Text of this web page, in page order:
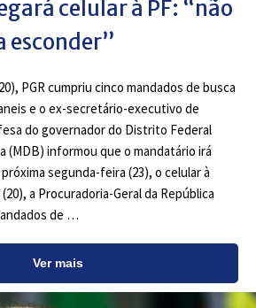
celular à PF: “não
esconder”
PGR cumpriu cinco mandados de busca
e o ex-secretário-executivo de
do governador do Distrito Federal
(MDB) informou que o mandatário irá
segunda-feira (23), o celular à
a Procuradoria-Geral da República
de …
Ver mais